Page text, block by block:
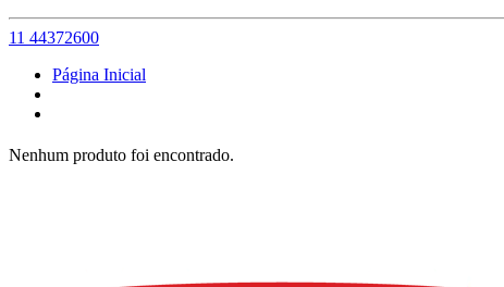
11 44372600
Página Inicial
Nenhum produto foi encontrado.